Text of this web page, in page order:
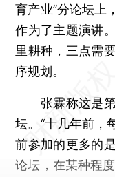
育产业”分论坛上
作为了主题演讲
里耕种，三点需
序规划。
张霖称这是第
坛。“十几年前，
前参加的更多的
论坛，在某种程